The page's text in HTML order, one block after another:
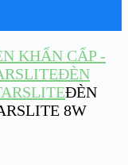
KHẨN CẤP -
ĐÈN
ĐÈN
8W